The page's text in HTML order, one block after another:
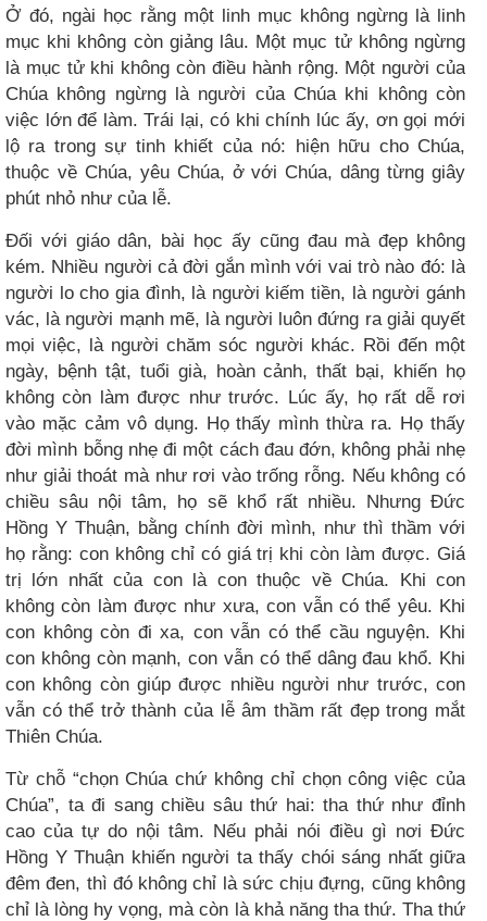
Ở đó, ngài học rằng một linh mục không ngừng là linh
mục khi không còn giảng lâu. Một mục tử không ngừng
là mục tử khi không còn điều hành rộng. Một người của
Chúa không ngừng là người của Chúa khi không còn
việc lớn để làm. Trái lại, có khi chính lúc ấy, ơn gọi mới
lộ ra trong sự tinh khiết của nó: hiện hữu cho Chúa,
thuộc về Chúa, yêu Chúa, ở với Chúa, dâng từng giây
phút nhỏ như của lễ.
Đối với giáo dân, bài học ấy cũng đau mà đẹp không
kém. Nhiều người cả đời gắn mình với vai trò nào đó: là
người lo cho gia đình, là người kiếm tiền, là người gánh
vác, là người mạnh mẽ, là người luôn đứng ra giải quyết
mọi việc, là người chăm sóc người khác. Rồi đến một
ngày, bệnh tật, tuổi già, hoàn cảnh, thất bại, khiến họ
không còn làm được như trước. Lúc ấy, họ rất dễ rơi
vào mặc cảm vô dụng. Họ thấy mình thừa ra. Họ thấy
đời mình bỗng nhẹ đi một cách đau đớn, không phải nhẹ
như giải thoát mà như rơi vào trống rỗng. Nếu không có
chiều sâu nội tâm, họ sẽ khổ rất nhiều. Nhưng Đức
Hồng Y Thuận, bằng chính đời mình, như thì thầm với
họ rằng: con không chỉ có giá trị khi còn làm được. Giá
trị lớn nhất của con là con thuộc về Chúa. Khi con
không còn làm được như xưa, con vẫn có thể yêu. Khi
con không còn đi xa, con vẫn có thể cầu nguyện. Khi
con không còn mạnh, con vẫn có thể dâng đau khổ. Khi
con không còn giúp được nhiều người như trước, con
vẫn có thể trở thành của lễ âm thầm rất đẹp trong mắt
Thiên Chúa.
Từ chỗ “chọn Chúa chứ không chỉ chọn công việc của
Chúa”, ta đi sang chiều sâu thứ hai: tha thứ như đỉnh
cao của tự do nội tâm. Nếu phải nói điều gì nơi Đức
Hồng Y Thuận khiến người ta thấy chói sáng nhất giữa
đêm đen, thì đó không chỉ là sức chịu đựng, cũng không
chỉ là lòng hy vọng, mà còn là khả năng tha thứ. Tha thứ